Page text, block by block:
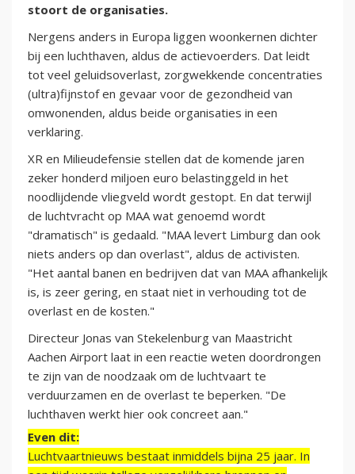
stoort de organisaties.
Nergens anders in Europa liggen woonkernen dichter
bij een luchthaven, aldus de actievoerders. Dat leidt
tot veel geluidsoverlast, zorgwekkende concentraties
(ultra)fijnstof en gevaar voor de gezondheid van
omwonenden, aldus beide organisaties in een
verklaring.
XR en Milieudefensie stellen dat de komende jaren
zeker honderd miljoen euro belastinggeld in het
noodlijdende vliegveld wordt gestopt. En dat terwijl
de luchtvracht op MAA wat genoemd wordt
"dramatisch" is gedaald. "MAA levert Limburg dan ook
niets anders op dan overlast", aldus de activisten.
"Het aantal banen en bedrijven dat van MAA afhankelijk
is, is zeer gering, en staat niet in verhouding tot de
overlast en de kosten."
Directeur Jonas van Stekelenburg van Maastricht
Aachen Airport laat in een reactie weten doordrongen
te zijn van de noodzaak om de luchtvaart te
verduurzamen en de overlast te beperken. "De
luchthaven werkt hier ook concreet aan."
Even dit:
Luchtvaartnieuws bestaat inmiddels bijna 25 jaar. In